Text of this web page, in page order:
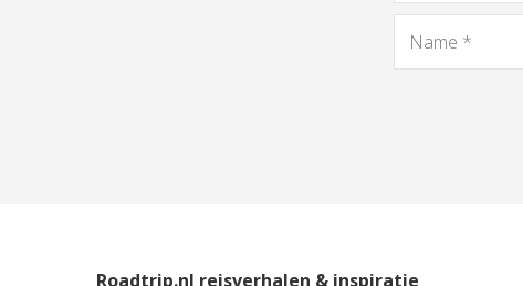
Roadtrip.nl reisverhalen & inspiratie